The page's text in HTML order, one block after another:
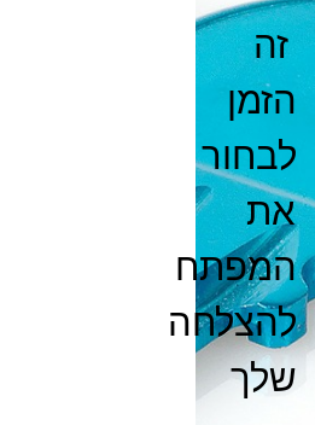
זה
הזמן
לבחור
את
המפתח
להצלחה
שלך